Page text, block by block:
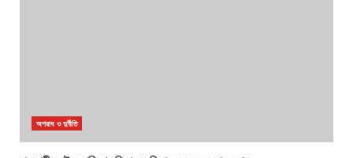
অপরাধ ও দুর্নীতি